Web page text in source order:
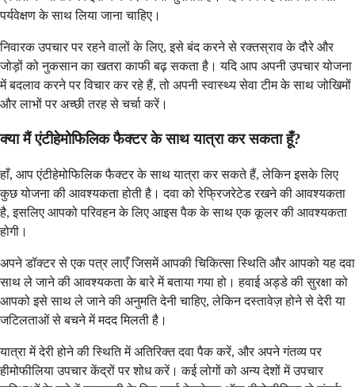
पर्यवेक्षण के साथ लिया जाना चाहिए।
निवारक उपचार पर रहने वालों के लिए, इसे बंद करने से रक्तस्राव के दौरे और
जोड़ों को नुकसान का खतरा काफी बढ़ सकता है। यदि आप अपनी उपचार योजना
में बदलाव करने पर विचार कर रहे हैं, तो अपनी स्वास्थ्य सेवा टीम के साथ जोखिमों
और लाभों पर अच्छी तरह से चर्चा करें।
क्या मैं एंटीहेमोफिलिक फैक्टर के साथ यात्रा कर सकता हूँ?
हाँ, आप एंटीहेमोफिलिक फैक्टर के साथ यात्रा कर सकते हैं, लेकिन इसके लिए
कुछ योजना की आवश्यकता होती है। दवा को रेफ्रिजरेटेड रखने की आवश्यकता
है, इसलिए आपको परिवहन के लिए आइस पैक के साथ एक कूलर की आवश्यकता
होगी।
अपने डॉक्टर से एक पत्र लाएँ जिसमें आपकी चिकित्सा स्थिति और आपको यह दवा
साथ ले जाने की आवश्यकता के बारे में बताया गया हो। हवाई अड्डे की सुरक्षा को
आपको इसे साथ ले जाने की अनुमति देनी चाहिए, लेकिन दस्तावेज़ होने से देरी या
जटिलताओं से बचने में मदद मिलती है।
यात्रा में देरी होने की स्थिति में अतिरिक्त दवा पैक करें, और अपने गंतव्य पर
हीमोफीलिया उपचार केंद्रों पर शोध करें। कई लोगों को अन्य देशों में उपचार